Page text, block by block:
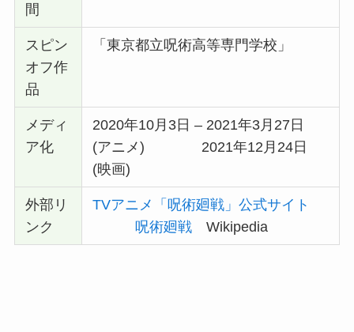
間
スピン
オフ作
品
「東京都立呪術高等専門学校」
メディ
ア化
2020年10月3日 – 2021年3月27日
(アニメ) 2021年12月24日
(映画)
外部リ
ンク
TVアニメ「呪術廻戦」公式サイト
呪術廻戦 Wikipedia